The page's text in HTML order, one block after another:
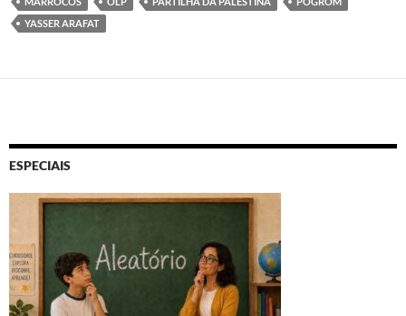
YASSER ARAFAT
ESPECIAIS